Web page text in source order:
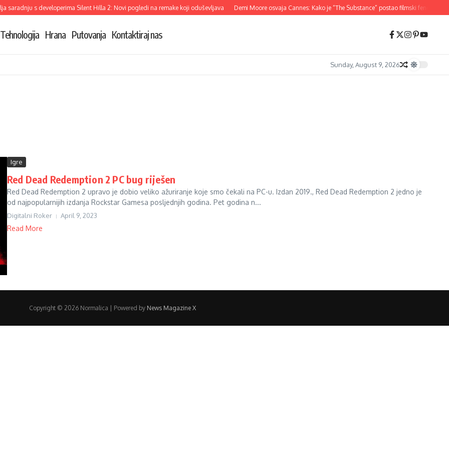
saradnju s developerima Silent Hilla 2: Novi pogledi na remake koji oduševljava Demi Moore osvaja Cannes: Kako je “The Substance” postao filmski fenomen
Tehnologija Hrana Putovanja Kontaktiraj nas
Sunday, August 9, 2026
Igre
Red Dead Redemption 2 PC bug riješen
Red Dead Redemption 2 upravo je dobio veliko ažuriranje koje smo čekali na PC-u. Izdan 2019., Red Dead Redemption 2 jedno je
od najpopularnijih izdanja Rockstar Gamesa posljednjih godina. Pet godina n...
Digitalni Roker April 9, 2023
Read More
Copyright © 2026 Normalica | Powered by News Magazine X